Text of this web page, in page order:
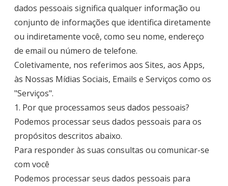
dados pessoais significa qualquer informação ou
conjunto de informações que identifica diretamente
ou indiretamente você, como seu nome, endereço
de email ou número de telefone.
Coletivamente, nos referimos aos Sites, aos Apps,
às Nossas Mídias Sociais, Emails e Serviços como os
"Serviços".
1. Por que processamos seus dados pessoais?
Podemos processar seus dados pessoais para os
propósitos descritos abaixo.
Para responder às suas consultas ou comunicar-se
com você
Podemos processar seus dados pessoais para